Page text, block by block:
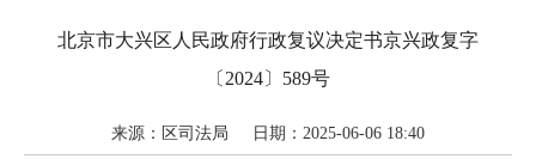
北京市大兴区人民政府行政复议决定书京兴政复字
〔2024〕589号
来源：区司法局 日期：2025-06-06 18:40